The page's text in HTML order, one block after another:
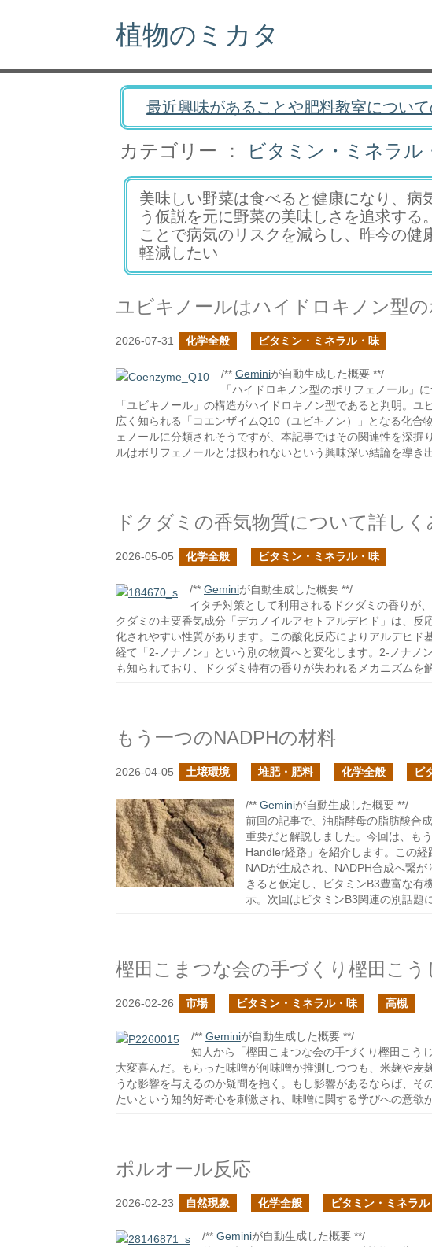
植物のミカタ
最近興味があることや肥料教室につい
カテゴリー ： ビタミン・ミネラル
美味しい野菜は食べると健康になり、病
う仮説を元に野菜の美味しさを追求する
ことで病気のリスクを減らし、昨今の健
軽減したい
ユビキノールはハイドロキノン型
2026-07-31 化学全般 ビタミン・ミネラル・味
/** Geminiが自動生成した概要 **/
「ハイドロキノン型のポリフェノール」
「ユビキノール」の構造がハイドロキノン型であると判明。
広く知られる「コエンザイムQ10（ユビキノン）」となる化合
ェノールに分類されそうですが、本記事ではその関連性を深掘
ルはポリフェノールとは扱われないという興味深い結論を導き
ドクダミの香気物質について詳しく
2026-05-05 化学全般 ビタミン・ミネラル・味
/** Geminiが自動生成した概要 **/
イタチ対策として利用されるドクダミの香りが
クダミの主要香気成分「デカノイルアセトアルデヒド」は、反
化されやすい性質があります。この酸化反応によりアルデヒド
経て「2-ノナノン」という別の物質へと変化します。2-ノナノ
も知られており、ドクダミ特有の香りが失われるメカニズムを
もう一つのNADPHの材料
2026-04-05 土壌環境 堆肥・肥料 化学全般 ビ
/** Geminiが自動生成した概要 **/
前回の記事で、油脂酵母の脂肪酸合
重要だと解説しました。今回は、も
Handler経路」を紹介します。この
NADが生成され、NADPH合成へ繋
きると仮定し、ビタミンB3豊富な有
示。次回はビタミンB3関連の別話題
樫田こまつな会の手づくり樫田こう
2026-02-26 市場 ビタミン・ミネラル・味 高槻
/** Geminiが自動生成した概要 **/
知人から「樫田こまつな会の手づくり樫田こう
大変喜んだ。もらった味噌が何味噌か推測しつつも、米麹や麦
うな影響を与えるのか疑問を抱く。もし影響があるならば、そ
たいという知的好奇心を刺激され、味噌に関する学びへの意欲
ポルオール反応
2026-02-23 自然現象 化学全般 ビタミン・ミネラ
/** Geminiが自動生成した概要 **/